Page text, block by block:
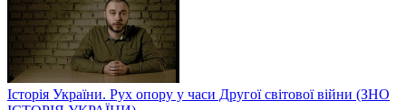
Історія України. Рух опору у часи Другої світової війни (ЗНО